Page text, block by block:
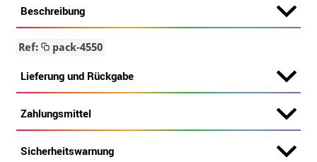
Beschreibung
Ref: pack-4550
Lieferung und Rückgabe
Zahlungsmittel
Sicherheitswarnung